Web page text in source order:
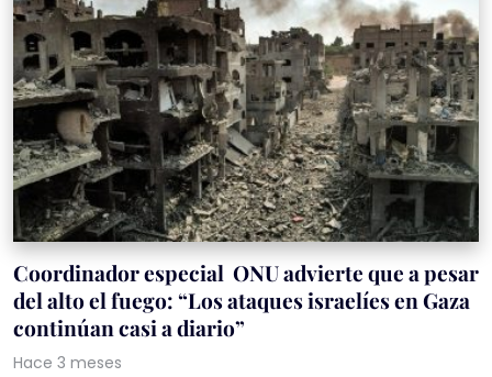
Coordinador especial ONU advierte que a pesar
del alto el fuego: “Los ataques israelíes en Gaza
continúan casi a diario”
Hace 3 meses